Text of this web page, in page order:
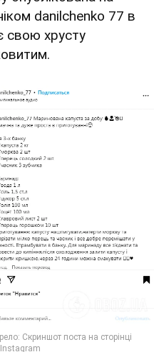
danilchenko 77 в
свою хрусту